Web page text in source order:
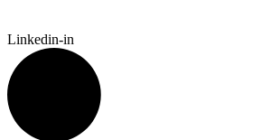
Linkedin-in